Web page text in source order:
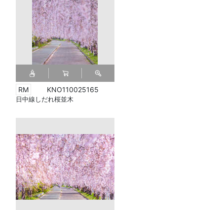
KNO110025165
日中線しだれ桜並木